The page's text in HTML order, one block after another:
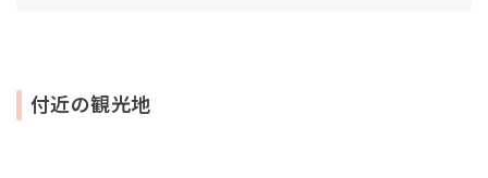
付近の観光地